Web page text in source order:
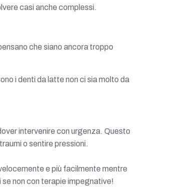
casi anche complessi.
che siano ancora troppo
i denti da latte non ci sia molto da
intervenire con urgenza. Questo
o sentire pressioni.
e più facilmente mentre
non con terapie impegnative!